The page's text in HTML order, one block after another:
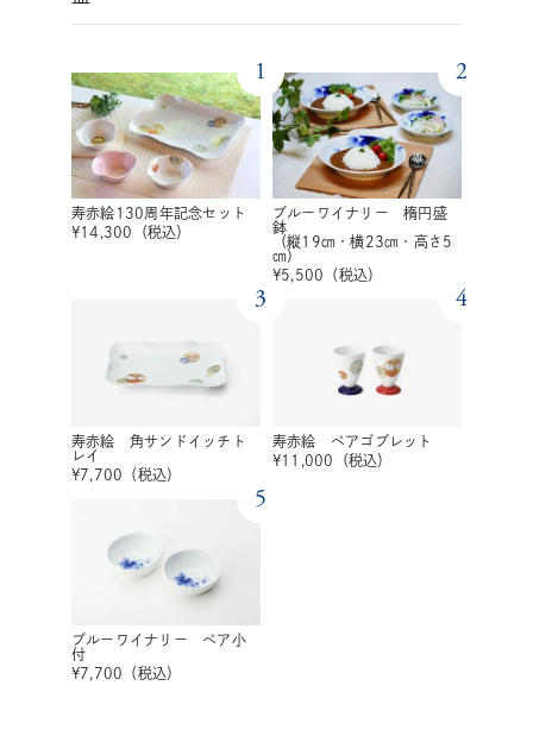
1
寿赤絵130周年記念セット
¥14,300 （税込）
2
ブルーワイナリー 楕円盛
鉢
（縦19㎝・横23㎝・高さ5
㎝）
¥5,500 （税込）
3
寿赤絵 角サンドイッチト
レイ
¥7,700 （税込）
4
寿赤絵 ペアゴブレット
¥11,000 （税込）
5
ブルーワイナリー ペア小
付
¥7,700 （税込）